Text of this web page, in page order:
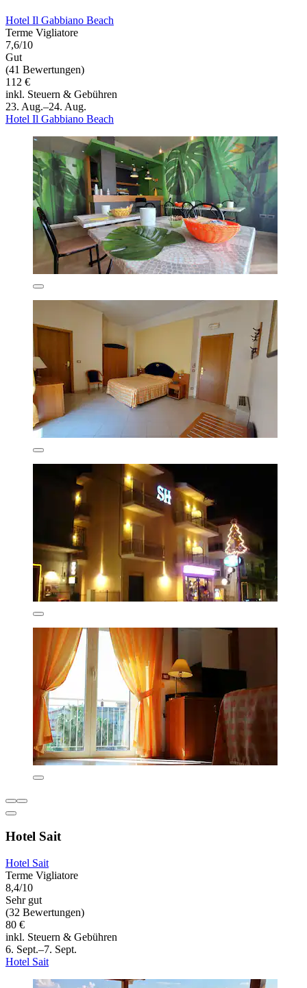
Hotel Il Gabbiano Beach
Terme Vigliatore
7,6/10
Gut
(41 Bewertungen)
112 €
inkl. Steuern & Gebühren
23. Aug.–24. Aug.
Hotel Il Gabbiano Beach
Hotel Sait
Hotel Sait
Terme Vigliatore
8,4/10
Sehr gut
(32 Bewertungen)
80 €
inkl. Steuern & Gebühren
6. Sept.–7. Sept.
Hotel Sait